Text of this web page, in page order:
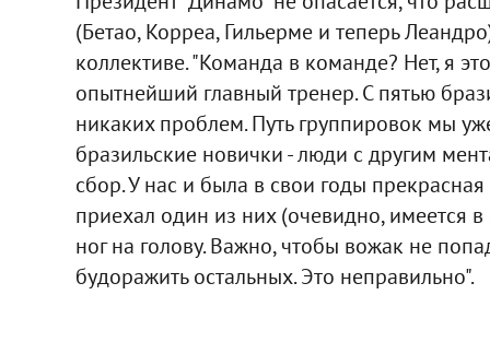
(Бетао, Корреа, Гильерме и теперь
коллективе. "Команда в команде? Нет, я
опытнейший главный тренер. С пятью
никаких проблем. Путь группировок мы
бразильские новички - люди с другим
сбор. У нас и была в свои годы
приехал один из них (очевидно, имеется
ног на голову. Важно, чтобы вожак не
будоражить остальных. Это неправильно".